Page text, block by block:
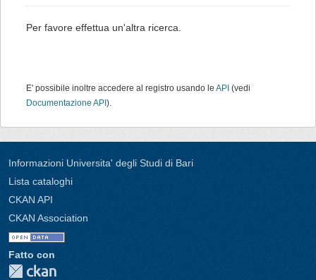
Per favore effettua un'altra ricerca.
E' possibile inoltre accedere al registro usando le API (vedi
Documentazione API ).
Informazioni Universita' degli Studi di Bari
Lista cataloghi
CKAN API
CKAN Association
Fatto con